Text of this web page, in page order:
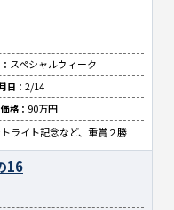
スペシャルウィーク
日： 2/14
格： 90万円
ライト記念など、重賞２勝
16